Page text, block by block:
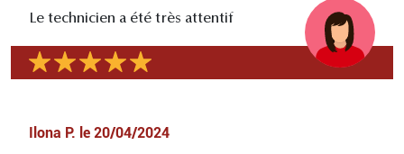
Le technicien a été très attentif
Ilona P. le 20/04/2024